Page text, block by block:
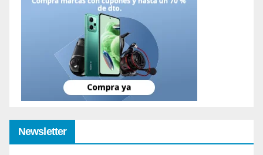
Newsletter